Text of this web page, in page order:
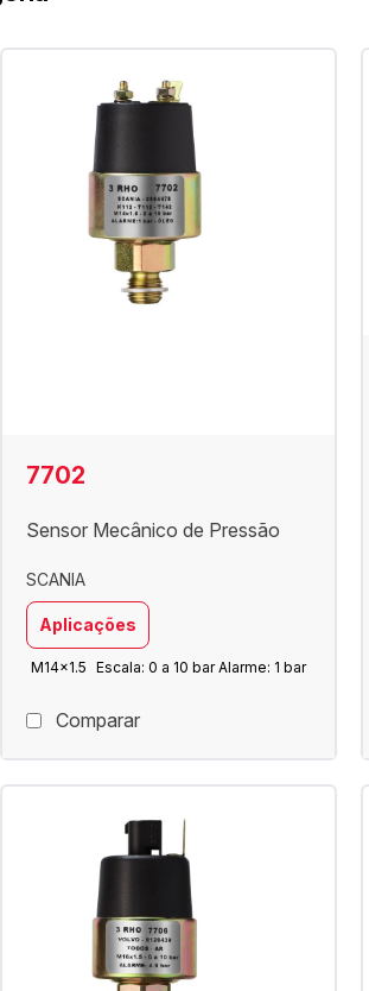
7702
Sensor Mecânico de Pressão
SCANIA
Aplicações
M14x1.5 Escala: 0 a 10 bar Alarme: 1 bar
Comparar